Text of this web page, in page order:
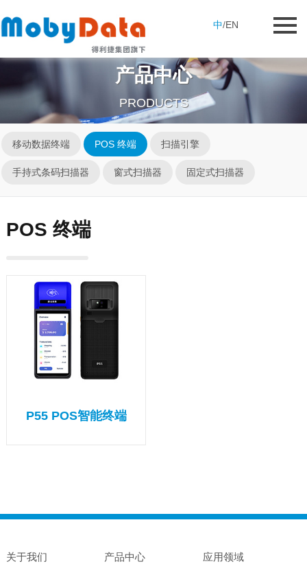
中/EN
产品中心
PRODUCTS
移动数据终端 POS 终端 扫描引擎
手持式条码扫描器 窗式扫描器 固定式扫描器
POS 终端
P55 POS智能终端
关于我们 产品中心 应用领域